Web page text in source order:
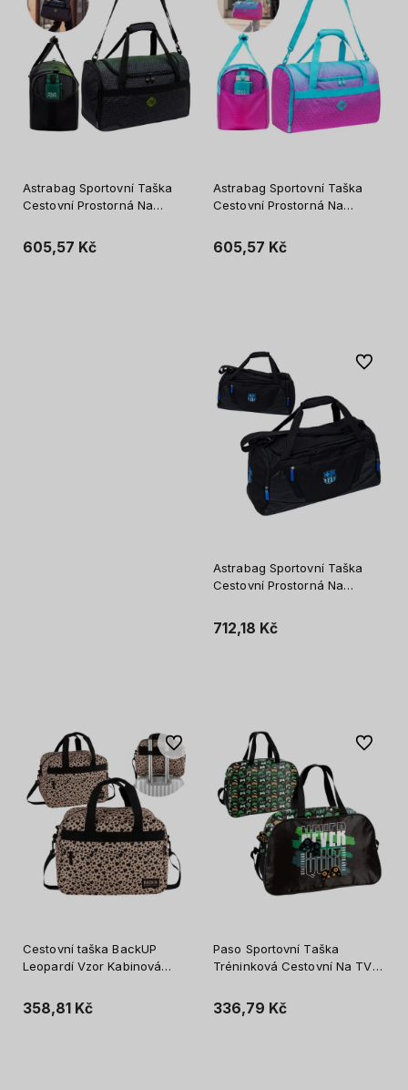
Astrabag Sportovní Taška
Cestovní Prostorná Na
Hexagon Green Ombre
605,57 Kč
Astrabag Sportovní Taška
Cestovní Prostorná Na
Hexagon Mint Ombre
605,57 Kč
Astrabag Sportovní Taška
Cestovní Prostorná Na
Mládežnická FC Barcelona
Černá
712,18 Kč
Do
Cestovní taška BackUP
Leopardí Vzor Kabinová
Letadla Ryanair Wizzair
358,81 Kč
Do oblíbených
Paso Sportovní Taška
Tréninková Cestovní Na TV
Gaming
336,79 Kč
Do